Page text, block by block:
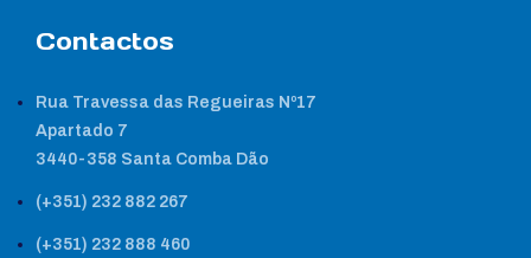
Contactos
Rua Travessa das Regueiras Nº17
Apartado 7
3440-358 Santa Comba Dão
(+351) 232 882 267
(+351) 232 888 460